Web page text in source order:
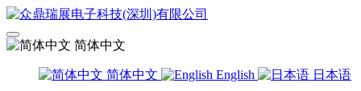
简体中文
简体中文 English 日本语